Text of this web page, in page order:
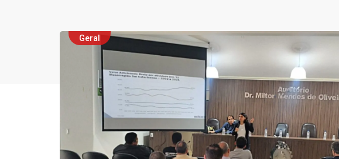
Geral